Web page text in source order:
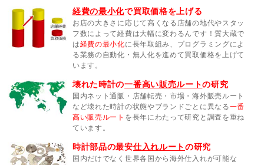
経費の最小化で買取価格を上げる
お店の大きさに応じて高くなる店舗の地代やスタッ
フ数によって経費は大幅に変わるんです！質大蔵で
は経費の最小化に長年取組み、プログラミングによ
る業務の自動化・無人化を進めて買取価格を上げて
います。
壊れた時計の一番高い販売ルートの研究
国内ネット通販・店舗転売・市場・海外販売ルート
など壊れた時計の状態やブランドごとに異なる一番
高い販売ルート を長年にわたって研究と調査を重ね
ています。
時計部品の最安仕入れルートの研究
国内だけでなく世界各国から海外仕入れが可能な